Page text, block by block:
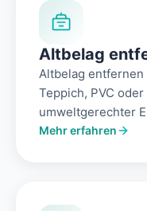
Altbelag
Altbelag
Teppich, PVC
umweltgerechter
Mehr erfahren